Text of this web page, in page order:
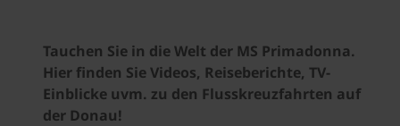
Tauchen Sie in die Welt der MS Primadonna.
Hier finden Sie Videos, Reiseberichte, TV-
Einblicke uvm. zu den Flusskreuzfahrten auf
der Donau!